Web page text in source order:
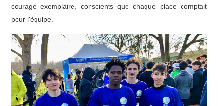
courage exemplaire, conscients que chaque place comptait
pour l’équipe.